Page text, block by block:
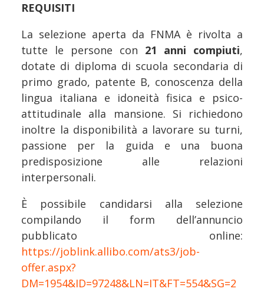
REQUISITI
La selezione aperta da FNMA è rivolta a
tutte le persone con 21 anni compiuti,
dotate di diploma di scuola secondaria di
primo grado, patente B, conoscenza della
lingua italiana e idoneità fisica e psico-
attitudinale alla mansione. Si richiedono
inoltre la disponibilità a lavorare su turni,
passione per la guida e una buona
predisposizione alle relazioni
interpersonali.
È possibile candidarsi alla selezione
compilando il form dell’annuncio
pubblicato online:
https://joblink.allibo.com/ats3/job-
offer.aspx?
DM=1954&ID=97248&LN=IT&FT=554&SG=2